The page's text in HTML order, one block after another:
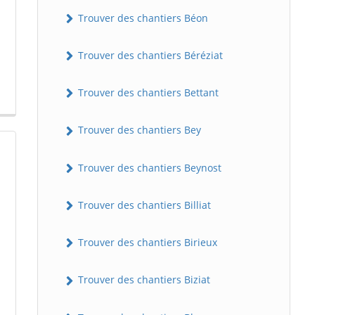
Trouver des chantiers Béon
Trouver des chantiers Béréziat
Trouver des chantiers Bettant
Trouver des chantiers Bey
Trouver des chantiers Beynost
Trouver des chantiers Billiat
Trouver des chantiers Birieux
Trouver des chantiers Biziat